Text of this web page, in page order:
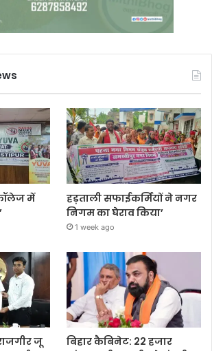
में
हड़ताली सफाईकर्मियों ने नगर
निगम का घेराव किया’
1 week ago
जू
बिहार कैबिनेट: 22 हजार